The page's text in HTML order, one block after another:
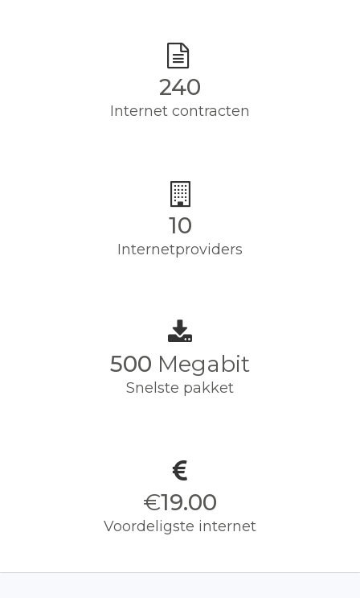
240
Internet contracten
10
Internetproviders
500 Megabit
Snelste pakket
€19.00
Voordeligste internet